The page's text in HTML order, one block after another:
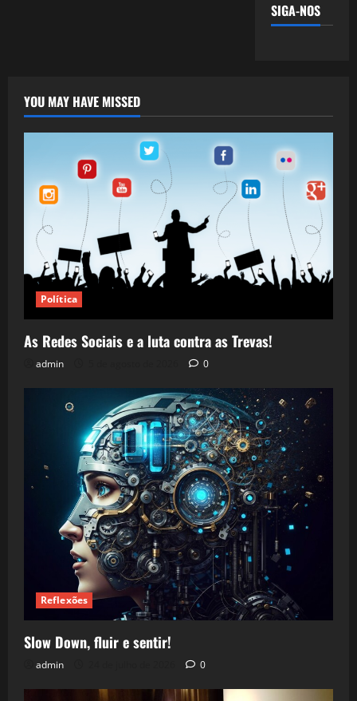
SIGA-NOS
YOU MAY HAVE MISSED
Política
As Redes Sociais e a luta contra as Trevas!
admin 0
Reflexões
Slow Down, fluir e sentir!
admin 0